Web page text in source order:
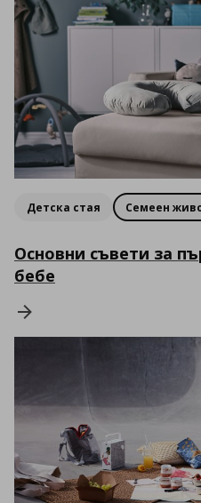
Детска стая Семеен
Основни съвети за
бебе